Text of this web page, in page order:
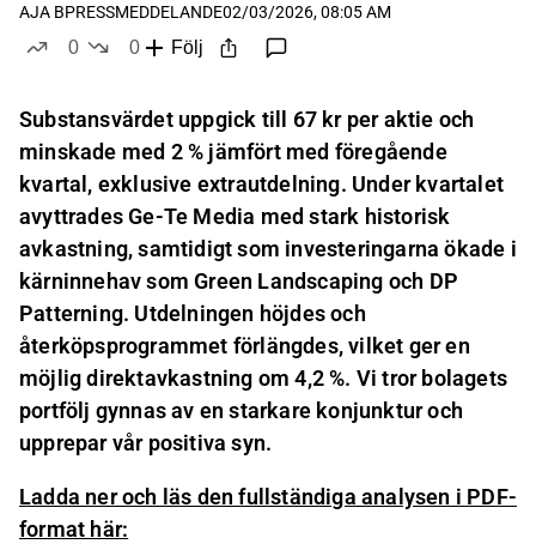
AJA BPRESSMEDDELANDE02/03/2026, 08:05 AM
0
0
Följ
Substansvärdet uppgick till 67 kr per aktie och
minskade med 2 % jämfört med föregående
kvartal, exklusive extrautdelning. Under kvartalet
avyttrades Ge-Te Media med stark historisk
avkastning, samtidigt som investeringarna ökade i
kärninnehav som Green Landscaping och DP
Patterning. Utdelningen höjdes och
återköpsprogrammet förlängdes, vilket ger en
möjlig direktavkastning om 4,2 %. Vi tror bolagets
portfölj gynnas av en starkare konjunktur och
upprepar vår positiva syn.
Ladda ner och läs den fullständiga analysen i PDF-
format här: